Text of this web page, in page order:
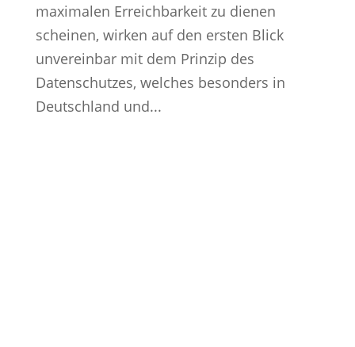
maximalen Erreichbarkeit zu dienen
scheinen, wirken auf den ersten Blick
unvereinbar mit dem Prinzip des
Datenschutzes, welches besonders in
Deutschland und...